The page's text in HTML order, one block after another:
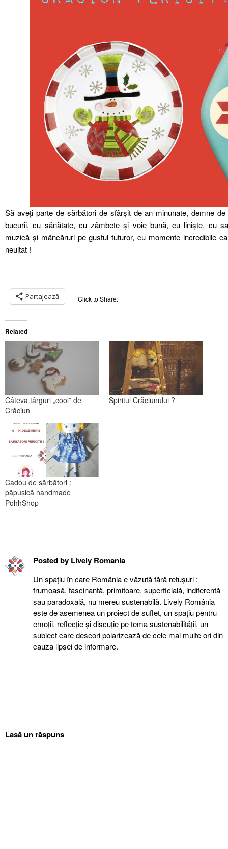
Să aveți parte de sărbători de sfârşit de an minunate, demne
bucurii, cu sănătate, cu zâmbete şi voie bună, cu linişte, cu
muzică şi mâncăruri pe gustul tuturor, cu momente incredibile
neuitat !
Click to Share:
Partajează
Related
Câteva târguri „cool” de
Crăciun
Spiritul Crăciunului ?
Cadou de sărbători :
păpuşică handmade
PohhShop
Posted by Lively Romania
Un spațiu în care România e văzută fără retuşuri :
frumoasǎ, fascinantǎ, primitoare, superficialǎ, indiferentǎ
sau paradoxalǎ, nu mereu sustenabilǎ. Lively România
este de asemenea un proiect de suflet, un spațiu pentru
emoții, reflecție şi discuție pe tema sustenabilității, un
subiect care deseori polarizează de cele mai multe ori din
cauza lipsei de informare.
Lasă un răspuns